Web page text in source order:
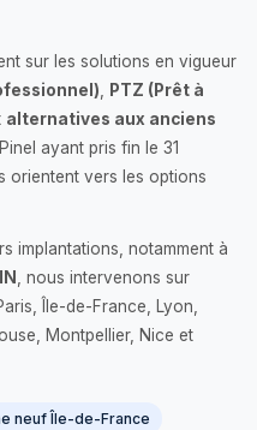
sur les solutions en vigueur
PTZ (Prêt à
alternatives aux anciens
ayant pris fin le 31
orientent vers les options
implantations, notamment à
, nous intervenons sur
Île-de-France, Lyon,
Montpellier, Nice et
neuf Île-de-France